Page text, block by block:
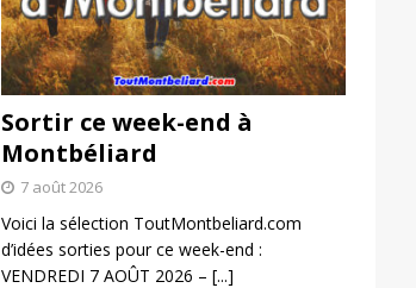
Sortir ce week-end à
Montbéliard
7 août 2026
Voici la sélection ToutMontbeliard.com
d’idées sorties pour ce week-end :
VENDREDI 7 AOÛT 2026 – [...]